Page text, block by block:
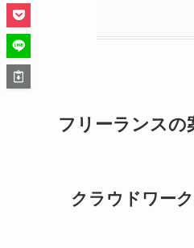
フリーランスの
クラウドワー